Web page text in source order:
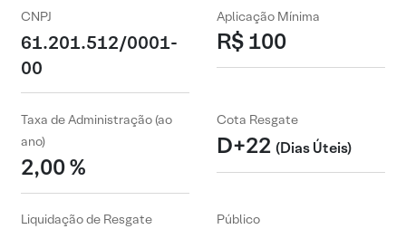
CNPJ
61.201.512/0001-
00
Aplicação Mínima
R$ 100
Taxa de Administração (ao
ano)
2,00 %
Cota Resgate
D+22 (Dias Úteis)
Liquidação de Resgate Público